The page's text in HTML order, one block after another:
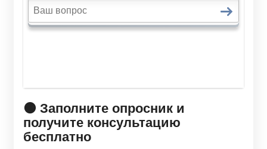
🟠 Заполните опросник и
получите консультацию
бесплатно